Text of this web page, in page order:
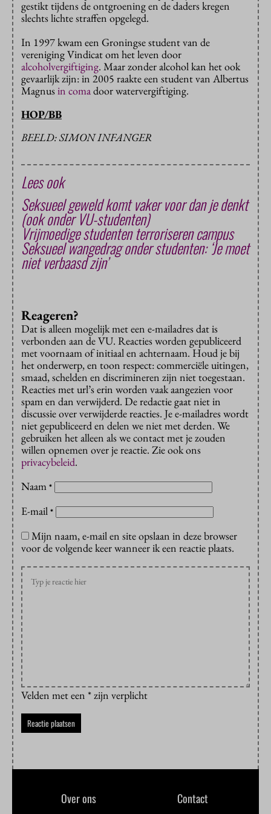
gestikt tijdens de ontgroening en de daders kregen
slechts lichte straffen opgelegd.
In 1997 kwam een Groningse student van de
vereniging Vindicat om het leven door
alcoholvergiftiging. Maar zonder alcohol kan het ook
gevaarlijk zijn: in 2005 raakte een student van Albertus
Magnusin comadoor watervergiftiging.
HOP/BB
BEELD: SIMON INFANGER
Lees ook
Seksueel geweld komt vaker voor dan je denkt
(ook onder VU-studenten)
Vrijmoedige studenten terroriseren campus
Seksueel wangedrag onder studenten: ‘Je moet
niet verbaasd zijn’
Reageren?
Dat is alleen mogelijk met een e-mailadres dat is
verbonden aan de VU. Reacties worden gepubliceerd
met voornaam of initiaal en achternaam. Houd je bij
het onderwerp, en toon respect: commerciële uitingen,
smaad, schelden en discrimineren zijn niet toegestaan.
Reacties met url’s erin worden vaak aangezien voor
spam en dan verwijderd. De redactie gaat niet in
discussie over verwijderde reacties. Je e-mailadres wordt
niet gepubliceerd en delen we niet met derden. We
gebruiken het alleen als we contact met je zouden
willen opnemen over je reactie. Zie ook ons
privacybeleid.
Naam *
E-mail *
Mijn naam, e-mail en site opslaan in deze browser
voor de volgende keer wanneer ik een reactie plaats.
Velden met een * zijn verplicht
Over ons Contact